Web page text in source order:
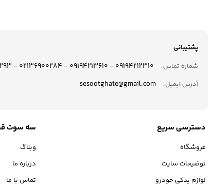
پشتیبانی
شماره تماس:
09194212310 - 09194213610 - 02136900284 - 02136900293
آدرس ایمیل: sesootghate@gmail.com
دسترسی سریع
فروشگاه
توضیحات سایت
لوازم یدکی خودرو
سه سوت
وبلاگ
درباره ما
تماس با ما